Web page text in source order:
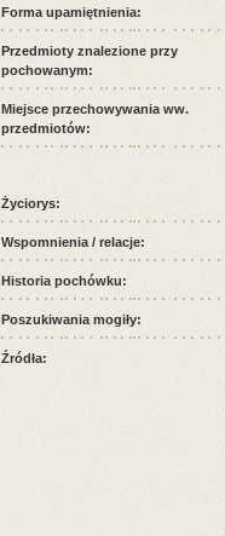
Forma upamiętnienia:
Przedmioty znalezione przy
pochowanym:
Miejsce przechowywania ww.
przedmiotów:
Życiorys:
Wspomnienia / relacje:
Historia pochówku:
Poszukiwania mogiły:
Źródła: